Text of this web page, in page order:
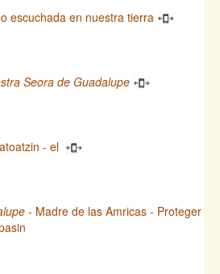
escuchada en nuestra tierra
Seora de Guadalupe
- el
- Madre de las Amricas - Proteger